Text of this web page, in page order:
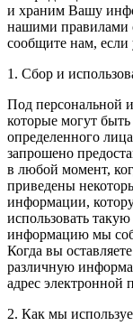
и храним Вашу
нашими правилами
сообщите нам, если
1. Сбор и
Под персональной
которые могут
определенного
запрошено
в любой момент,
приведены
информации,
использовать
информацию мы
Когда вы
различную
адрес электронной
2. Как мы